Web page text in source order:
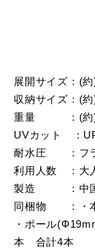
展開サイズ：(
収納サイズ：(
重量 ：(約
UVカット ：
耐水圧 ：フラ
利用人数 ：大
製造 ：中
同梱物 ：・
・ポール
本 合計4本